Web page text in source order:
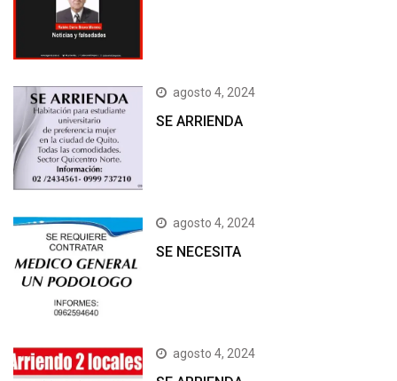
agosto 4, 2024
SE ARRIENDA
agosto 4, 2024
SE NECESITA
agosto 4, 2024